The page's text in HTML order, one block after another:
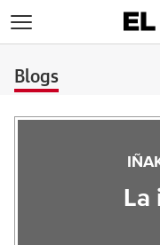
Blogs
La